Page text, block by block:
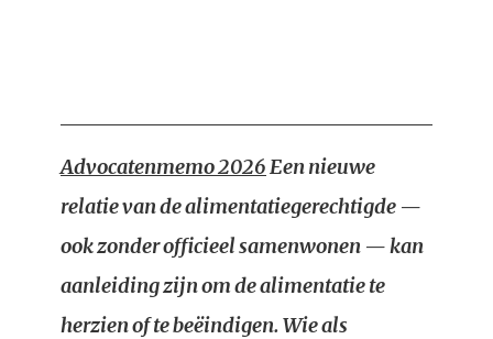
Advocatenmemo 2026Een nieuwe
relatie van de alimentatiegerechtigde —
ook zonder officieel samenwonen — kan
aanleiding zijn om de alimentatie te
herzien of te beëindigen. Wie als